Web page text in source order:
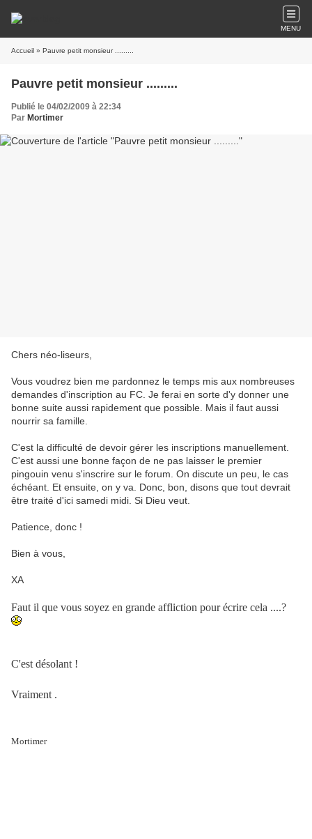
MENU
Accueil » Pauvre petit monsieur .........
Pauvre petit monsieur .........
Publié le 04/02/2009 à 22:34
Par Mortimer
Chers néo-liseurs,
Vous voudrez bien me pardonnez le temps mis aux nombreuses
demandes d'inscription au FC. Je ferai en sorte d'y donner une
bonne suite aussi rapidement que possible. Mais il faut aussi
nourrir sa famille.
C'est la difficulté de devoir gérer les inscriptions manuellement.
C'est aussi une bonne façon de ne pas laisser le premier
pingouin venu s'inscrire sur le forum. On discute un peu, le cas
échéant. Et ensuite, on y va. Donc, bon, disons que tout devrait
être traité d'ici samedi midi. Si Dieu veut.
Patience, donc !
Bien à vous,
XA
Faut il que vous soyez en grande affliction pour écrire cela ....?
C'est désolant !
Vraiment .
Mortimer